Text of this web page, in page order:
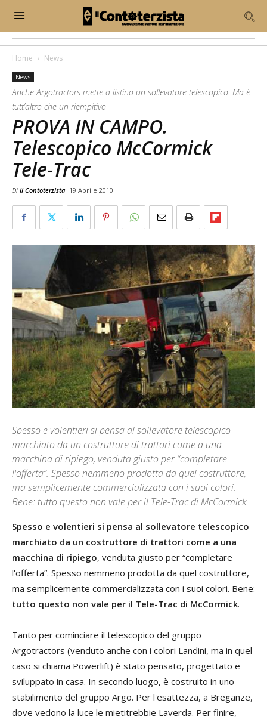
Home News
News
Anche Argotractors mette a listino un sollevatore telescopico. Ma è
tutt’altro che un riempitivo
PROVA IN CAMPO.
Telescopico McCormick
Tele-Trac
Di Il Contoterzista 19 Aprile 2010
Spesso e volentieri si pensa al sollevatore telescopico
marchiato da un costruttore di trattori come a una
macchina di ripiego, venduta giusto per “completare
l'offerta”. Spesso nemmeno prodotta da quel costruttore,
ma semplicemente commercializzata con i suoi colori.
Bene: tutto questo non vale per il Tele-Trac di McCormick.
Spesso e volentieri si pensa al sollevatore telescopico
marchiato da un costruttore di trattori come a una
macchina di ripiego, venduta giusto per “completare
l'offerta”. Spesso nemmeno prodotta da quel costruttore,
ma semplicemente commercializzata con i suoi colori. Bene:
tutto questo non vale per il Tele-Trac di McCormick.
Tanto per cominciare il telescopico del gruppo
Argotractors (venduto anche con i colori Landini, ma in quel
caso si chiama Powerlift) è stato pensato, progettato e
sviluppato in casa. In secondo luogo, è costruito in uno
stabilimento del gruppo Argo. Per l'esattezza, a Breganze,
dove vedono la luce le mietitrebbie Laverda. Per finire,